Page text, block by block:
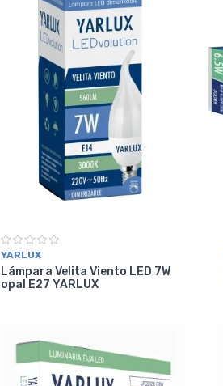
YARLUX
Lámpara Velita Viento LED 7W
opal E27 YARLUX